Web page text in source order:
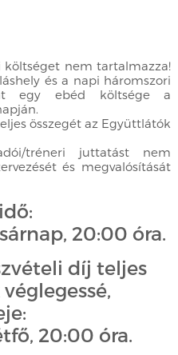
költséget nem tartalmazza!
és a napi háromszori
egy ebéd költsége a
összegét az Együttlátók
tréneri juttatást nem
és megvalósítását
20:00 óra.
díj teljes
20:00 óra.